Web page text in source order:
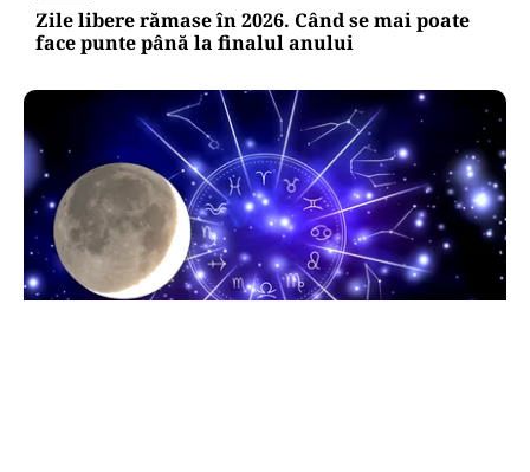
Zile libere rămase în 2026. Când se mai poate
face punte până la finalul anului